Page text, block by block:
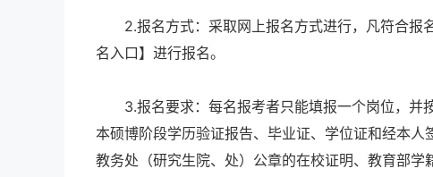
2.报名方式：采取网上报名方式进行，凡符合报
名入口】进行报名。
3.报名要求：每名报考者只能填报一个岗位，并
本硕博阶段学历验证报告、毕业证、学位证和经本
教务处（研究生院、处）公章的在校证明、教育部